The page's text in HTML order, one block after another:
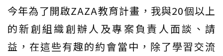
今年為了開啟ZAZA教育計畫，我與20個以上
的新創組織創辦人及專案負責人面談、請
益，在這些有趣的約會當中，除了學習交流